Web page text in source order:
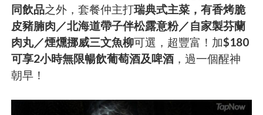
同飲品之外，套餐仲主打瑞典式主菜，有香烤脆
皮豬腩肉／北海道帶子伴松露意粉／自家製芬蘭
肉丸／煙燻挪威三文魚柳可選，超豐富！加$180
可享2小時無限暢飲葡萄酒及啤酒 ，過一個醒神
朝早！